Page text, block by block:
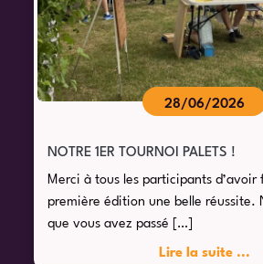
28/06/2026
NOTRE 1ER TOURNOI PALETS !
Merci à tous les participants
première édition une belle réussite.
que vous avez passé […]
Lire la suite ...